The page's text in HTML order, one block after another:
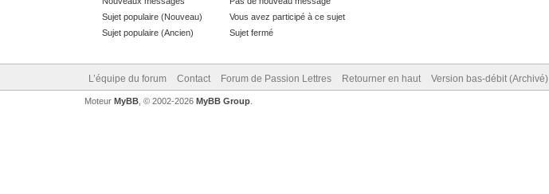
Sujet populaire (Nouveau)
Sujet populaire (Ancien)
Vous avez participé à ce sujet
Sujet fermé
L’équipe du forum Contact Forum de Passion Lettres Retourner en haut Version bas-débit (Archivé)
Moteur MyBB, © 2002-2026 MyBB Group.